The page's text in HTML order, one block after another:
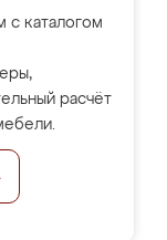
с каталогом
расчёт